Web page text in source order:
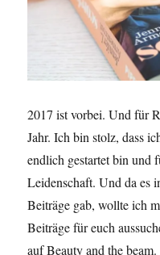
2017 ist vorbei. Und für
Jahr. Ich bin stolz, dass
endlich gestartet bin
Leidenschaft. Und da es
Beiträge gab, wollte ich
Beiträge für euch
auf Beauty and the